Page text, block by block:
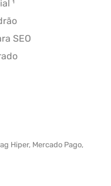
¹
SEO
Hiper, Mercado Pago,